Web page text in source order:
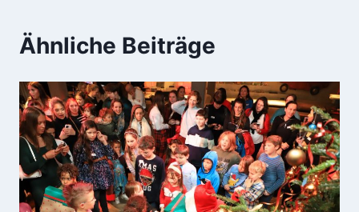
Ähnliche Beiträge